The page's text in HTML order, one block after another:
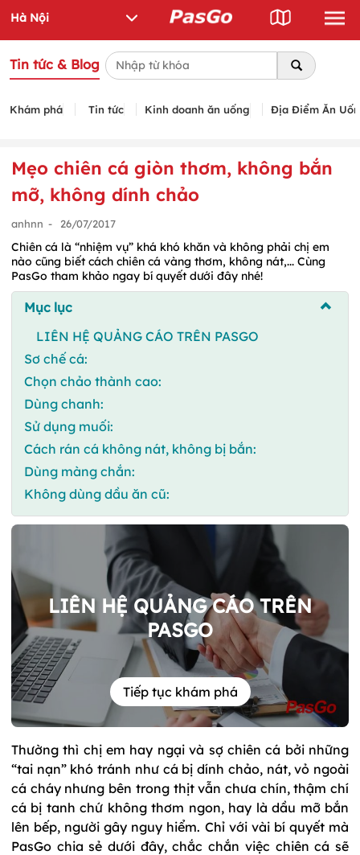
Tin tức & Blog
Khám phá Tin tức Kinh doanh ăn uống Địa Điểm Ăn
Mẹo chiên cá giòn thơm, không bắn
mỡ, không dính chảo
anhnn - 26/07/2017
Chiên cá là “nhiệm vụ” khá khó khăn và không phải chị em
nào cũng biết cách chiên cá vàng thơm, không nát,... Cùng
PasGo tham khảo ngay bí quyết dưới đây nhé!
Mục lục
LIÊN HỆ QUẢNG CÁO TRÊN PASGO
Sơ chế cá:
Chọn chảo thành cao:
Dùng chanh:
Sử dụng muối:
Cách rán cá không nát, không bị bắn:
Dùng màng chắn:
Không dùng dầu ăn cũ:
LIÊN HỆ QUẢNG CÁO TRÊN
PASGO
Tiếp tục khám phá
Thường thì chị em hay ngại và sợ chiên cá bởi những
“tai nạn” khó tránh như cá bị dính chảo, nát, vỏ ngoài
cá cháy nhưng bên trong thịt vẫn chưa chín, thậm chí
cá bị tanh chứ không thơm ngon, hay là dầu mỡ bắn
lên bếp, người gây nguy hiểm. Chỉ với vài bí quyết mà
PasGo chia sẻ dưới đây, chắc chắn việc chiên cá sẽ